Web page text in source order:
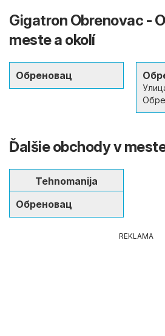
Gigatron Obrenovac -
meste a okolí
Обреновац
Ďalšie obchody v
Tehnomanija
Обреновац
REKLAMA